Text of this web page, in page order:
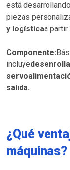
está
piezas
y logísticaa partir
Componente:
incluye
salida.
¿Qué
máquinas?